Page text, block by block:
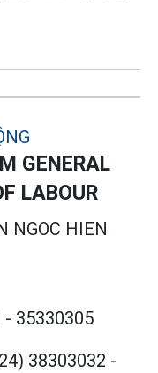
GENERAL
LABOUR
NGOC HIEN
- 35330305
38303032 -